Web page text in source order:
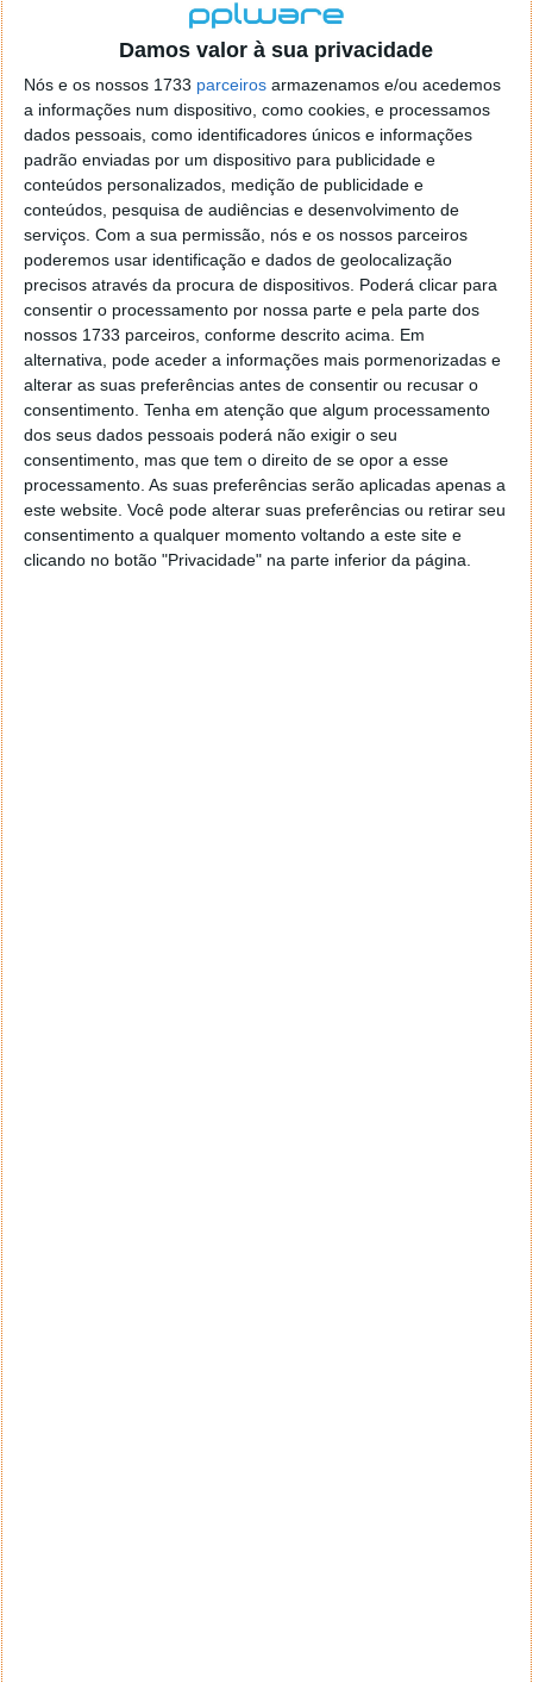
Damos valor à sua privacidade
Nós e os nossos 1733 parceiros armazenamos e/ou acedemos
a informações num dispositivo, como cookies, e processamos
dados pessoais, como identificadores únicos e informações
padrão enviadas por um dispositivo para publicidade e
conteúdos personalizados, medição de publicidade e
conteúdos, pesquisa de audiências e desenvolvimento de
serviços. Com a sua permissão, nós e os nossos parceiros
poderemos usar identificação e dados de geolocalização
precisos através da procura de dispositivos. Poderá clicar para
consentir o processamento por nossa parte e pela parte dos
nossos 1733 parceiros, conforme descrito acima. Em
alternativa, pode aceder a informações mais pormenorizadas e
alterar as suas preferências antes de consentir ou recusar o
consentimento. Tenha em atenção que algum processamento
dos seus dados pessoais poderá não exigir o seu
consentimento, mas que tem o direito de se opor a esse
processamento. As suas preferências serão aplicadas apenas a
este website. Você pode alterar suas preferências ou retirar seu
consentimento a qualquer momento voltando a este site e
clicando no botão "Privacidade" na parte inferior da página.
Talvez o mais preocupante é o facto de
estabackdoorser o resultado de uma lacuna
inerente ao sistema operativo Android. Isto é, o
Triada aproveitava uma vulnerabilidade já existente
no sistema, bem como nos smartphones que saíam
da fábrica, para se implementar nos mesmos. Uma
pequena friesta bastava.